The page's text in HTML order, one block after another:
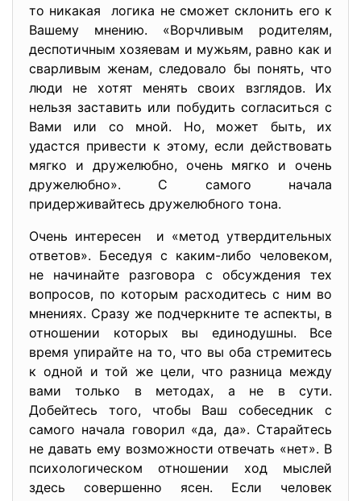
то никакая логика не сможет склонить его к
Вашему мнению. «Ворчливым родителям,
деспотичным хозяевам и мужьям, равно как и
сварливым женам, следовало бы понять, что
люди не хотят менять своих взглядов. Их
нельзя заставить или побудить согласиться с
Вами или со мной. Но, может быть, их
удастся привести к этому, если действовать
мягко и дружелюбно, очень мягко и очень
дружелюбно». С самого начала
придерживайтесь дружелюбного тона.
Очень интересен и «метод утвердительных
ответов». Беседуя с каким-либо человеком,
не начинайте разговора с обсуждения тех
вопросов, по которым расходитесь с ним во
мнениях. Сразу же подчеркните те аспекты, в
отношении которых вы единодушны. Все
время упирайте на то, что вы оба стремитесь
к одной и той же цели, что разница между
вами только в методах, а не в сути.
Добейтесь того, чтобы Ваш собеседник с
самого начала говорил «да, да». Старайтесь
не давать ему возможности отвечать «нет». В
психологическом отношении ход мыслей
здесь совершенно ясен. Если человек